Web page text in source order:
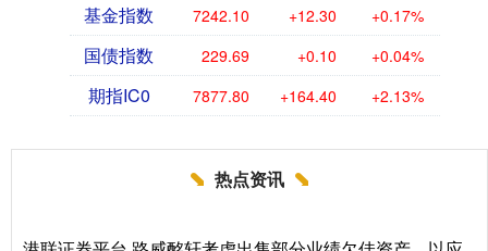
基金指数 7242.10 +12.30 +0.17%
国债指数 229.69 +0.10 +0.04%
期指IC0 7877.80 +164.40 +2.13%
热点资讯